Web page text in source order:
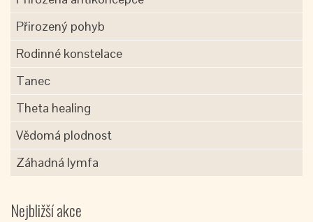
Přirozený pohyb
Rodinné konstelace
Tanec
Theta healing
Vědomá plodnost
Záhadná lymfa
Nejbližší akce